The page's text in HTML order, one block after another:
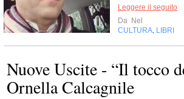
Leggere il seguito
Da Nel
CULTURA LIBRI
Nuove Uscite - “Il tocco
Ornella Calcagnile